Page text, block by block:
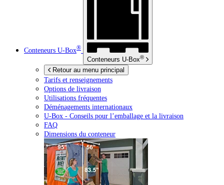
Conteneurs U-Box®
Conteneurs U-Box®
Retour au menu principal
Tarifs et renseignements
Options de livraison
Utilisations fréquentes
Déménagements internationaux
U-Box - Conseils pour l’emballage et la livraison
FAQ
Dimensions du conteneur